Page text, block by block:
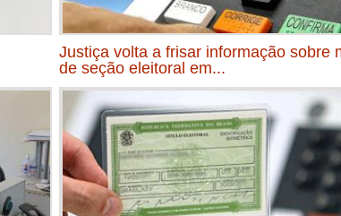
Justiça volta a frisar informação sobre
de seção eleitoral em...